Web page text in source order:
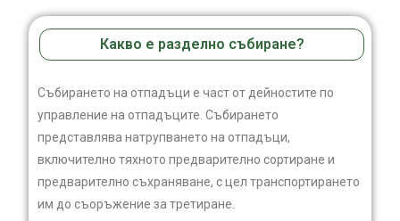
Какво е разделно събиране?
Събирането на отпадъци е част от дейностите по
управление на отпадъците. Събирането
представлява натрупването на отпадъци,
включително тяхното предварително сортиране и
предварително съхраняване, с цел транспортирането
им до съоръжение за третиране.